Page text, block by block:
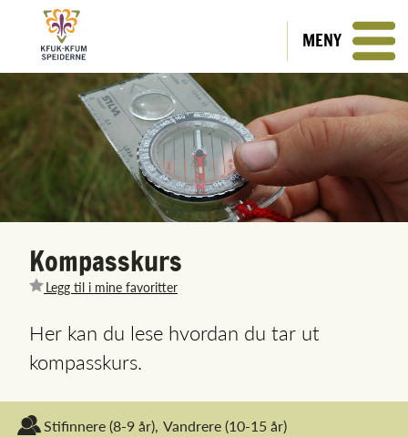
MENY
Kompasskurs
Legg til i mine favoritter
Her kan du lese hvordan du tar ut
kompasskurs.
Stifinnere(8-9 år), Vandrere(10-15 år)